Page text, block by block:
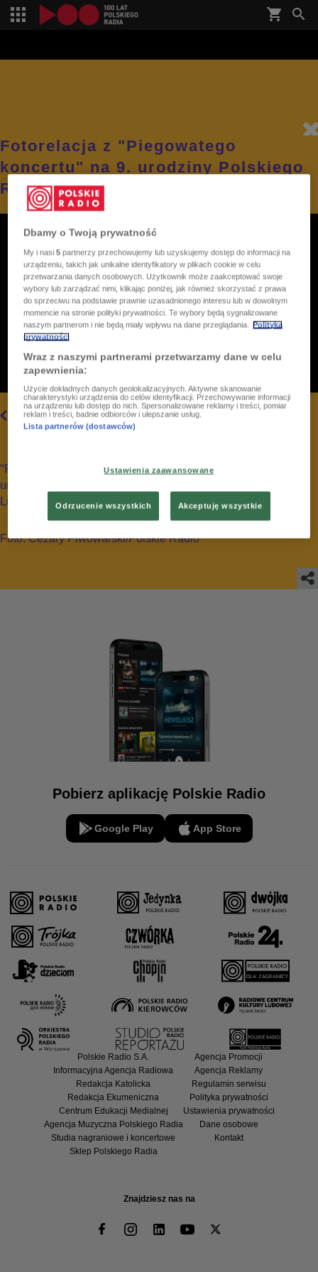
shopping_cart 

Fotorelacja z "Piegowatego
koncertu" na 9. urodziny Polskiego
Radia Dzieciom
7/30 WSZYSTKIE
"Piegowaty Koncert" w Polskim Radiu Dzieciom na 9.
urodziny stacji. Studio koncertowe im. Witolda
Lutosławskiego w Warszawie_6.04.2024
Foto: Cezary Piwowarski/Polskie Radio
Pobierz aplikację Polskie Radio
Google Play App Store
Znajdziesz nas na
Polskie Radio S.A.
Informacyjna Agencja Radiowa
Redakcja Katolicka
Redakcja Ekumeniczna
Centrum Edukacji Medialnej
Agencja Muzyczna Polskiego Radia
Studia nagraniowe i koncertowe
Sklep Polskiego Radia
Agencja Promocji
Agencja Reklamy
Regulamin serwisu
Polityka prywatności
Ustawienia prywatności
Dane osobowe
Kontakt
Dbamy o Twoją prywatność
My i nasi5 partnerzy przechowujemy lub uzyskujemy dostęp do informacji na
urządzeniu, takich jak unikalne identyfikatory w plikach cookie w celu
przetwarzania danych osobowych. Użytkownik może zaakceptować swoje
wybory lub zarządzać nimi, klikając poniżej, jak również skorzystać z prawa
do sprzeciwu na podstawie prawnie uzasadnionego interesu lub w dowolnym
momencie na stronie polityki prywatności. Te wybory będą sygnalizowane
naszym partnerom i nie będą miały wpływu na dane przeglądania.
Polityka
prywatności
Wraz z naszymi partnerami przetwarzamy dane w celu
zapewnienia:
Użycie dokładnych danych geolokalizacyjnych. Aktywne skanowanie
charakterystyki urządzenia do celów identyfikacji. Przechowywanie informacji
na urządzeniu lub dostęp do nich. Spersonalizowane reklamy i treści, pomiar
reklam i treści, badnie odbiorców i ulepszanie usług.
Lista partnerów (dostawców)
Ustawienia zaawansowane
Odrzucenie wszystkich Akceptuję wszystkie